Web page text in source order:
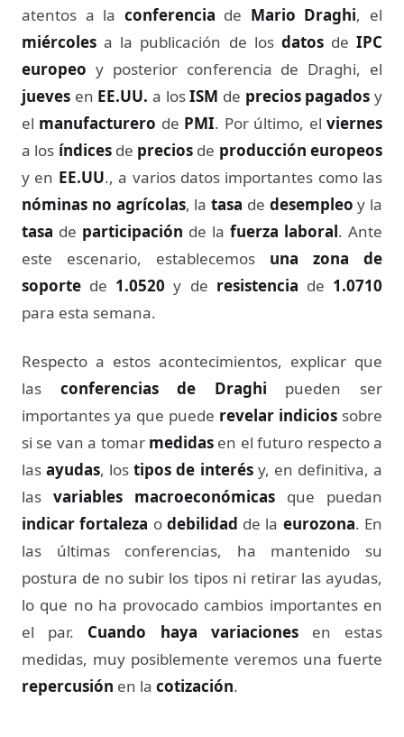
atentos a la conferencia de Mario Draghi, el
miércoles a la publicación de los datosde IPC
europeo y posterior conferencia de Draghi, el
jueves en EE.UU. a losISM de precios pagados y
el manufacturero de PMI. Por último, elviernes
a los índices de precios de producción europeos
y en EE.UU., a varios datos importantes como las
nóminas no agrícolas, la tasa de desempleo y la
tasa de participación de la fuerza laboral. Ante
este escenario, establecemos una zona de
soporte de 1.0520 y de resistencia de 1.0710
para esta semana.
Respecto a estos acontecimientos, explicar que
las conferencias de Draghi pueden ser
importantes ya que puede revelar indicios sobre
si se van a tomar medidas en el futuro respecto a
lasayudas, lostipos de interésy, en definitiva, a
las variables macroeconómicas que puedan
indicar fortaleza o debilidad de la eurozona. En
las últimas conferencias, ha mantenido su
postura de no subir los tipos ni retirar las ayudas,
lo que no ha provocado cambios importantes en
el par. Cuando haya variacionesen estas
medidas, muy posiblemente veremos una fuerte
repercusión en la cotización.